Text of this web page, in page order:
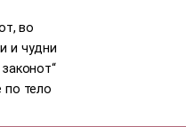
во
и чудни
по тело